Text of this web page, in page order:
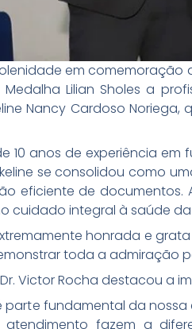
em comemoração
Lilian Sholes a
Nancy Cardoso
10 anos de experiência
se consolidou como
eficiente de documentos.
cuidado integral à saúde
honrada e
toda a admiração
Victor Rocha destacou a
parte fundamental da
atendimento fazem a